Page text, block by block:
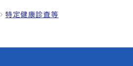
特定健康診査等